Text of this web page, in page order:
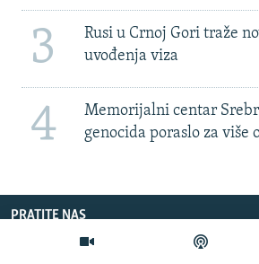
3
Rusi u Crnoj Gori traže
uvođenja viza
4
Memorijalni centar
genocida poraslo za više
PRATITE NAS